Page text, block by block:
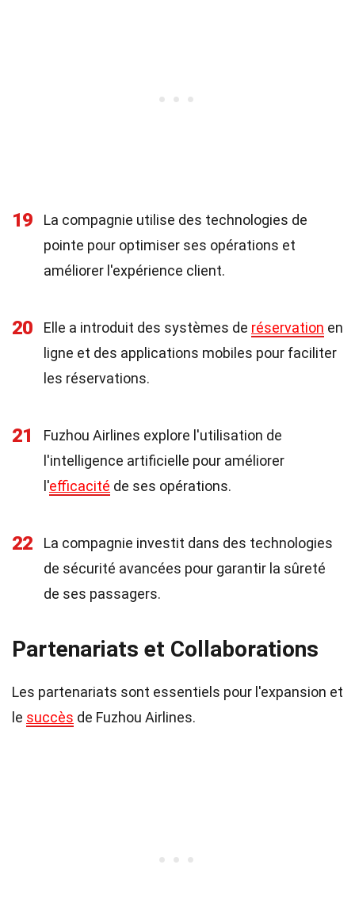
19
La compagnie utilise des technologies de
pointe pour optimiser ses opérations et
améliorer l'expérience client.
20 Elle a introduit des systèmes de réservation en
ligne et des applications mobiles pour faciliter
les réservations.
21
Fuzhou Airlines explore l'utilisation de
l'intelligence artificielle pour améliorer
l'efficacité de ses opérations.
22
La compagnie investit dans des technologies
de sécurité avancées pour garantir la sûreté
de ses passagers.
Partenariats et Collaborations
Les partenariats sont essentiels pour l'expansion et
le succès de Fuzhou Airlines.